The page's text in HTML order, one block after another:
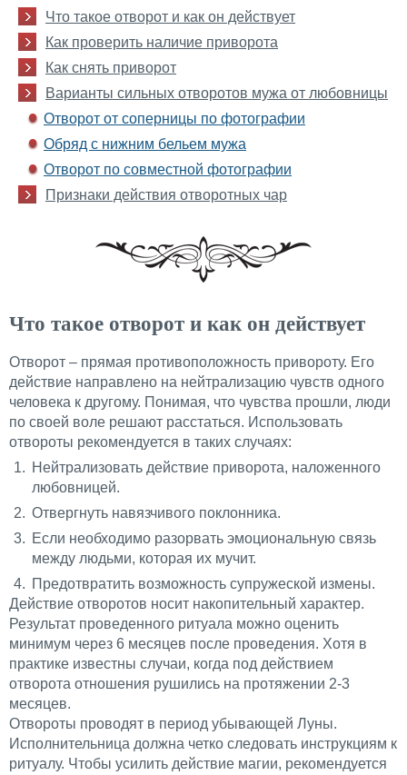
Что такое отворот и как он действует
Как проверить наличие приворота
Как снять приворот
Варианты сильных отворотов мужа от любовницы
Отворот от соперницы по фотографии
Обряд с нижним бельем мужа
Отворот по совместной фотографии
Признаки действия отворотных чар
Что такое отворот и как он действует
Отворот – прямая противоположность привороту. Его
действие направлено на нейтрализацию чувств одного
человека к другому. Понимая, что чувства прошли, люди
по своей воле решают расстаться. Использовать
отвороты рекомендуется в таких случаях:
Нейтрализовать действие приворота, наложенного
любовницей.
Отвергнуть навязчивого поклонника.
Если необходимо разорвать эмоциональную связь
между людьми, которая их мучит.
Предотвратить возможность супружеской измены.
Действие отворотов носит накопительный характер.
Результат проведенного ритуала можно оценить
минимум через 6 месяцев после проведения. Хотя в
практике известны случаи, когда под действием
отворота отношения рушились на протяжении 2-3
месяцев.
Отвороты проводят в период убывающей Луны.
Исполнительница должна четко следовать инструкциям к
ритуалу. Чтобы усилить действие магии, рекомендуется